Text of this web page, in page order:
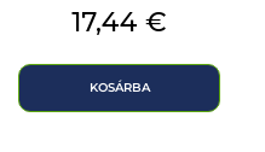
Ár
17,44 €
KOSÁRBA